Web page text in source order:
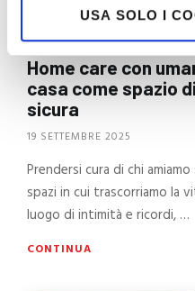
USA SOLO I
Home care con
casa come spazio
sicura
19 SETTEMBRE 2025
Prendersi cura di chi
spazi in cui trascorriamo la
luogo di intimità e ricordi, …
CONTINUA